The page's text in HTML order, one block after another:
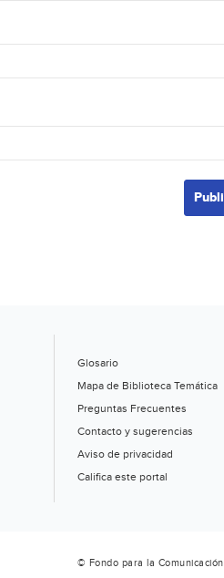
Glosario
Mapa de Biblioteca Temática
Preguntas Frecuentes
Contacto y sugerencias
Aviso de privacidad
Califica este portal
© Fondo para la